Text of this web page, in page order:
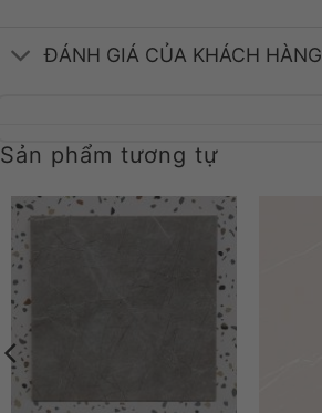
ĐÁNH GIÁ CỦA KHÁCH HÀNG
Sản phẩm tương tự